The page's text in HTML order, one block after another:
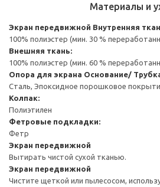
Материалы и
Экран передвижной Внутренняя
100% полиэстер (мин. 30 %
Внешняя ткань:
100% полиэстер (мин. 60 %
Опора для экрана Основание/
Сталь, Эпоксидное порошковое
Колпак:
Полиэтилен
Фетровые подкладки:
Фетр
Экран передвижной
Вытирать чистой сухой тканью.
Экран передвижной
Чистите щеткой или пылесосом,